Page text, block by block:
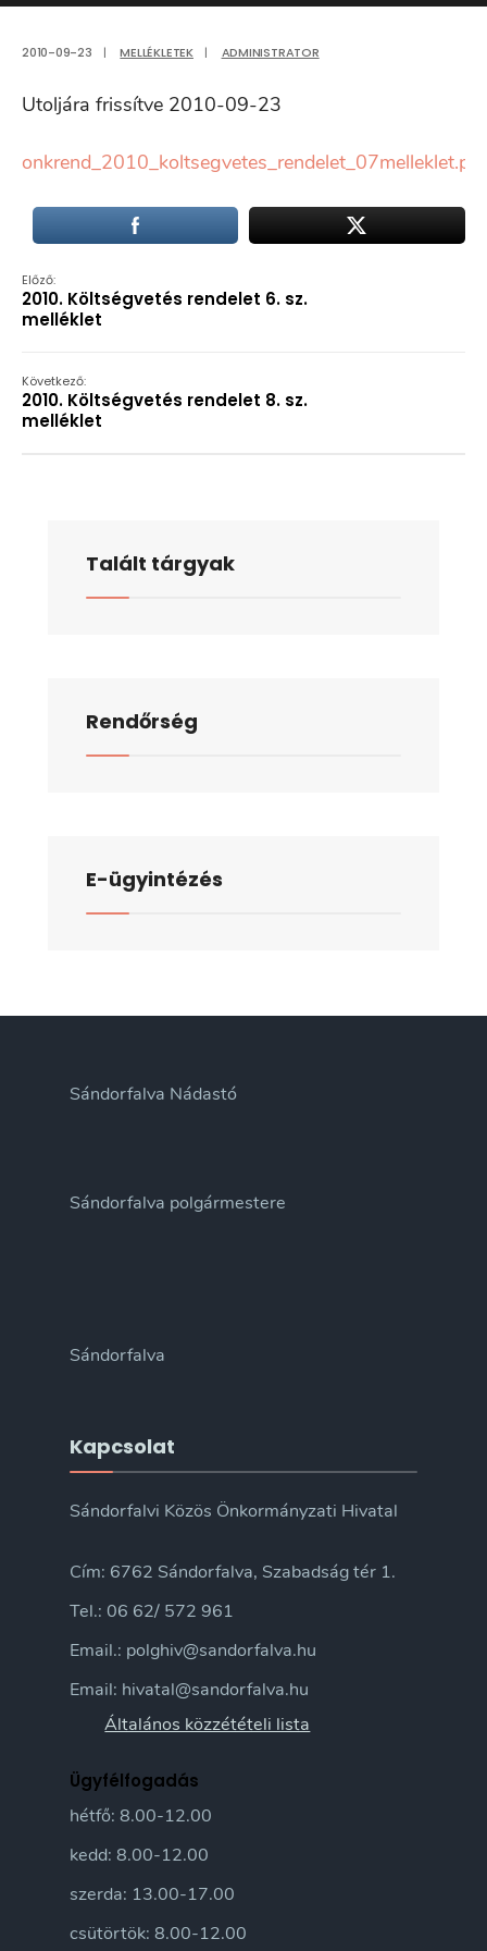
2010-09-23 | MELLÉKLETEK | ADMINISTRATOR
Utoljára frissítve 2010-09-23
onkrend_2010_koltsegvetes_rendelet_07melleklet.pdf
Előző:
2010. Költségvetés rendelet 6. sz.
melléklet
Következő:
2010. Költségvetés rendelet 8. sz.
melléklet
Talált tárgyak
Rendőrség
E-ügyintézés
Sándorfalva Nádastó
Sándorfalva polgármestere
Sándorfalva
Kapcsolat
Sándorfalvi Közös Önkormányzati Hivatal
Cím: 6762 Sándorfalva, Szabadság tér 1.
Tel.: 06 62/ 572 961
Email.: polghiv@sandorfalva.hu
Email: hivatal@sandorfalva.hu
Általános közzétételi lista
Ügyfélfogadás
hétfő: 8.00-12.00
kedd: 8.00-12.00
szerda: 13.00-17.00
csütörtök: 8.00-12.00